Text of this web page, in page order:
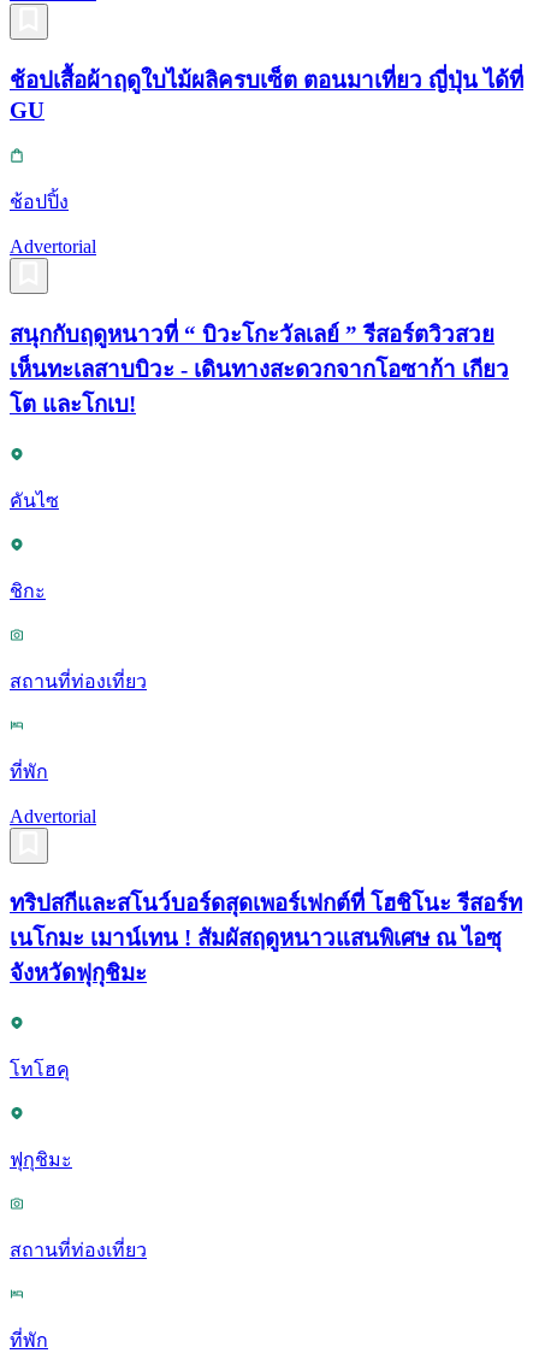
ช้อปเสื้อผ้าฤดูใบไม้ผลิครบเซ็ต ตอนมาเที่ยว ญี่ปุ่น ได้ที่
GU
ช้อปปิ้ง
Advertorial
สนุกกับฤดูหนาวที่ “ บิวะโกะวัลเลย์ ” รีสอร์ตวิวสวย
เห็นทะเลสาบบิวะ - เดินทางสะดวกจากโอซาก้า เกียว
โต และโกเบ!
คันไซ
ชิกะ
สถานที่ท่องเที่ยว
ที่พัก
Advertorial
ทริปสกีและสโนว์บอร์ดสุดเพอร์เฟกต์ที่ โฮชิโนะ รีสอร์ท
เนโกมะ เมาน์เทน ! สัมผัสฤดูหนาวแสนพิเศษ ณ ไอซุ
จังหวัดฟุกุชิมะ
โทโฮคุ
ฟุกุชิมะ
สถานที่ท่องเที่ยว
ที่พัก